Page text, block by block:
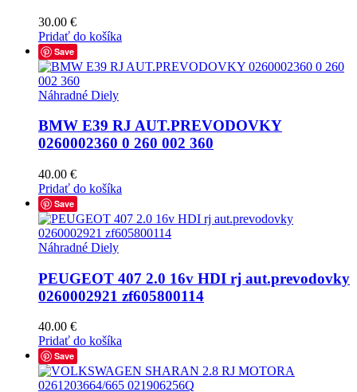
30.00 €
Pridať do košíka
Save
Náhradné Diely
BMW E39 RJ AUT.PREVODOVKY
0260002360 0 260 002 360
40.00 €
Pridať do košíka
Save
Náhradné Diely
PEUGEOT 407 2.0 16v HDI rj aut.prevodovky
0260002921 zf605800114
40.00 €
Pridať do košíka
Save